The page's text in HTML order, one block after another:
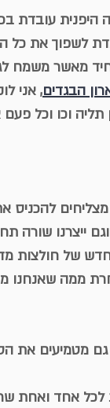
עובדת
לשפוך את כל
מאשר משמח
הבגדים, אני
וכו וכל
מצליחים
ייצרנו
דקות לסידור
ממה שאנחנו
גם מטמיעים
לכל אחד ואחת